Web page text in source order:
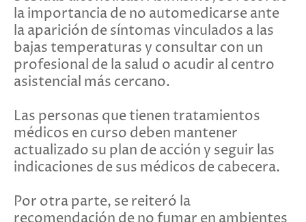
la importancia de no automedicarse ante
la aparición de síntomas vinculados a las
bajas temperaturas y consultar con un
profesional de la salud o acudir al centro
asistencial más cercano.
Las personas que tienen tratamientos
médicos en curso deben mantener
actualizado su plan de acción y seguir las
indicaciones de sus médicos de cabecera.
Por otra parte, se reiteró la